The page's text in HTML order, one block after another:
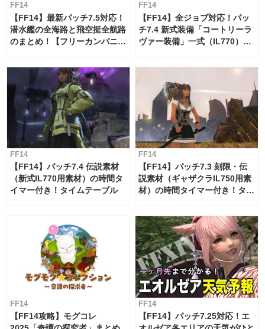
FF14
【FF14】最新パッチ7.5対応！
潜水艦の全海路と飛空挺全航路
のまとめ！【フリーカンパニ
FF14
【FF14】全ジョブ対応！パッ
チ7.4 新式装備「コートリーラ
ヴァー装備」一式（IL770）の
FF14
【FF14】パッチ7.4 伝説素材
（新式IL770用素材）の時間タ
イマー付き！タイムテーブル
FF14
【FF14】パッチ7.3 刻限・伝
説素材（ギャザクラIL750用素
材）の時間タイマー付き！タイ
FF14
【FF14攻略】モグコレ
FF14
【FF14】パッチ7.25対応！エ